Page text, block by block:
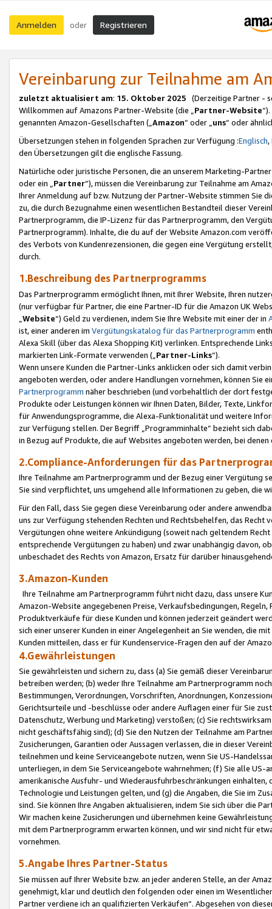
Anmelden oder Registrieren
Vereinbarung zur Teilnahme am
zuletzt aktualisiert am: 15. Oktober 2025 (Derzeitige Partner -
Willkommen auf Amazons Partner-Website (die „Partner-Website
genannten Amazon-Gesellschaften („Amazon“ oder „uns“ oder
Übersetzungen stehen in folgenden Sprachen zur Verfügung :Englisch,
den Übersetzungen gilt die englische Fassung.
Natürliche oder juristische Personen, die an unserem Marketing-
oder ein „Partner“), müssen die Vereinbarung zur Teilnahme am
Ihrer Anmeldung auf bzw. Nutzung der Partner-Website stimmen Sie
zu, die durch Bezugnahme einen wesentlichen Bestandteil dieser
Partnerprogramm, die IP-Lizenz für das Partnerprogramm, den
Partnerprogramm). Inhalte, die du auf der Website Amazon.com
des Verbots von Kundenrezensionen, die gegen eine Vergütung
durch.
1.Beschreibung des Partnerprogramms
Das Partnerprogramm ermöglicht Ihnen, mit Ihrer Website, Ihren
(nur verfügbar für Partner, die eine Partner-ID für die Amazon UK
Website“) Geld zu verdienen, indem Sie Ihre Website mit einer der in
ist, einer anderen im Vergütungskatalog für das Partnerprogramm
Alexa Skill (über das Alexa Shopping Kit) verlinken. Entsprechende
markierten Link-Formate verwenden („ Partner-Links“).
Wenn unsere Kunden die Partner-Links anklicken oder sich damit
angeboten werden, oder andere Handlungen vornehmen, können Sie
Partnerprogramm näher beschrieben (und vorbehaltlich der dort
Produkte oder Leistungen können wir Ihnen Daten, Bilder, Texte,
für Anwendungsprogramme, die Alexa-Funktionalität und weitere
zur Verfügung stellen. Der Begriff „Programminhalte“ bezieht sich
in Bezug auf Produkte, die auf Websites angeboten werden, bei
2.Compliance-Anforderungen für das
Ihre Teilnahme am Partnerprogramm und der Bezug einer Vergütung
Sie sind verpflichtet, uns umgehend alle Informationen zu geben, die
Für den Fall, dass Sie gegen diese Vereinbarung oder andere
uns zur Verfügung stehenden Rechten und Rechtsbehelfen, das
Vergütungen ohne weitere Ankündigung (soweit nach geltendem
entsprechende Vergütungen zu haben) und zwar unabhängig davon,
unbeschadet des Rechts von Amazon, Ersatz für darüber
3.Amazon-Kunden
Ihre Teilnahme am Partnerprogramm führt nicht dazu, dass unsere
Amazon-Website angegebenen Preise, Verkaufsbedingungen,
Produktverkäufe für diese Kunden und können jederzeit geändert
sich einer unserer Kunden in einer Angelegenheit an Sie wenden, die
Kunden mitteilen, dass er für Kundenservice-Fragen den auf der
4.Gewährleistungen
Sie gewährleisten und sichern zu, dass (a) Sie gemäß dieser
betreiben werden; (b) weder Ihre Teilnahme am Partnerprogramm
Bestimmungen, Verordnungen, Vorschriften, Anordnungen,
Gerichtsurteile und -beschlüsse oder andere Auflagen einer für Sie
Datenschutz, Werbung und Marketing) verstoßen; (c) Sie
nicht geschäftsfähig sind); (d) Sie den Nutzen der Teilnahme am
Zusicherungen, Garantien oder Aussagen verlassen, die in dieser
teilnehmen und keine Serviceangebote nutzen, wenn Sie US-
unterliegen, in dem Sie Serviceangebote wahrnehmen; (f) Sie alle
amerikanische Ausfuhr- und Wiederausfuhrbeschränkungen
Technologie und Leistungen gelten, und (g) die Angaben, die Sie im
sind. Sie können Ihre Angaben aktualisieren, indem Sie sich über die
Wir machen keine Zusicherungen und übernehmen keine
mit dem Partnerprogramm erwarten können, und wir sind nicht für
vornehmen.
5.Angabe Ihres Partner-Status
Sie müssen auf Ihrer Website bzw. an jeder anderen Stelle, an der
genehmigt, klar und deutlich den folgenden oder einen im
Partner verdiene ich an qualifizierten Verkäufen“. Abgesehen von